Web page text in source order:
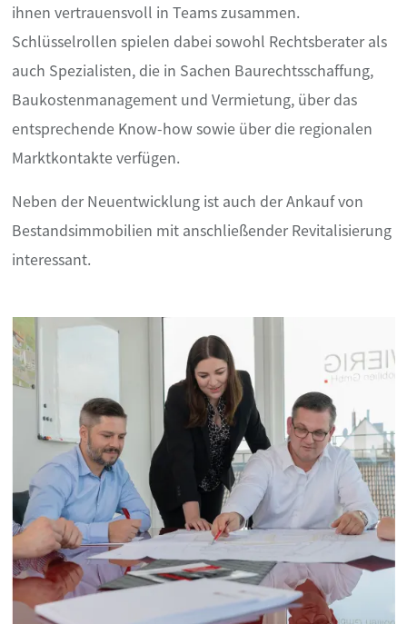
ihnen vertrauensvoll in Teams zusammen.
Schlüsselrollen spielen dabei sowohl Rechtsberater als
auch Spezialisten, die in Sachen Baurechtsschaffung,
Baukostenmanagement und Vermietung, über das
entsprechende Know-how sowie über die regionalen
Marktkontakte verfügen.
Neben der Neuentwicklung ist auch der Ankauf von
Bestandsimmobilien mit anschließender Revitalisierung
interessant.